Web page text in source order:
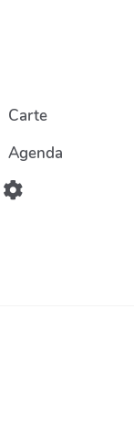
Carte
Agenda